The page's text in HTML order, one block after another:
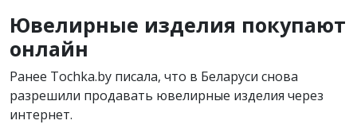
Ювелирные изделия покупают
онлайн
Ранее Tochka.by писала, что в Беларуси снова
разрешили продавать ювелирные изделия через
интернет.